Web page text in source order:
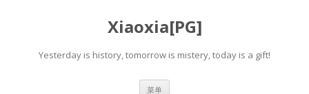
Xiaoxia[PG]
Yesterday is history, tomorrow is mistery, today is a gift!
菜单